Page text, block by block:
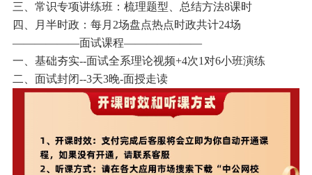
三、常识专项讲练班：梳理题型、总结方法8课时
四、月半时政：每月2场盘点热点时政共计24场
——————面试课程———————
一、基础夯实--面试全系理论视频+4次1对6小班演练
二、面试封闭--3天3晚-面授走读